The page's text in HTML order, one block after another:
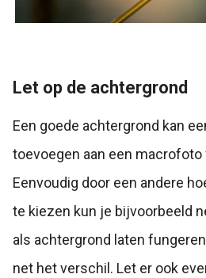
Let op de achtergrond
Een goede achtergrond kan
toevoegen aan een macrofoto
Eenvoudig door een andere
te kiezen kun je bijvoorbeeld
als achtergrond laten
net het verschil. Let er ook